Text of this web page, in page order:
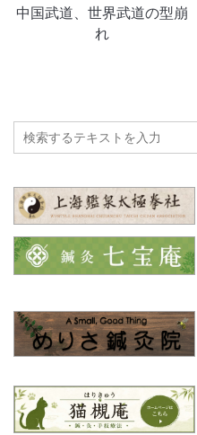
中国武道、世界武道の型崩
れ